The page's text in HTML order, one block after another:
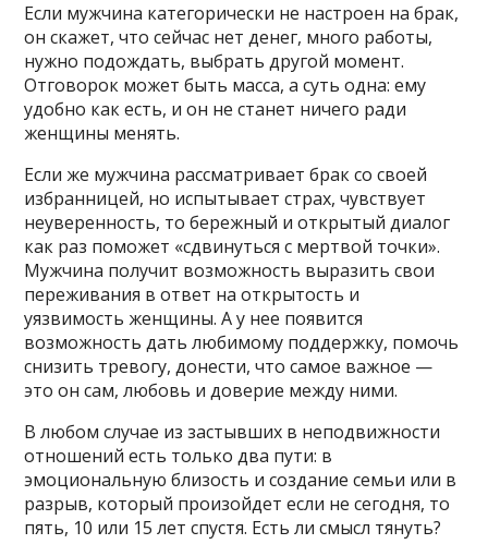
Если мужчина категорически не настроен на брак,
он скажет, что сейчас нет денег, много работы,
нужно подождать, выбрать другой момент.
Отговорок может быть масса, а суть одна: ему
удобно как есть, и он не станет ничего ради
женщины менять.
Если же мужчина рассматривает брак со своей
избранницей, но испытывает страх, чувствует
неуверенность, то бережный и открытый диалог
как раз поможет «сдвинуться с мертвой точки».
Мужчина получит возможность выразить свои
переживания в ответ на открытость и
уязвимость женщины. А у нее появится
возможность дать любимому поддержку, помочь
снизить тревогу, донести, что самое важное —
это он сам, любовь и доверие между ними.
В любом случае из застывших в неподвижности
отношений есть только два пути: в
эмоциональную близость и создание семьи или в
разрыв, который произойдет если не сегодня, то
пять, 10 или 15 лет спустя. Есть ли смысл тянуть?